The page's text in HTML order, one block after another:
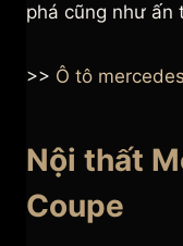
phá cũng như ấn
>> Ô tô
Nội thất
Coupe